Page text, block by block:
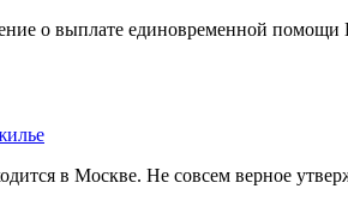
о выплате единовременной
в Москве. Не совсем верное